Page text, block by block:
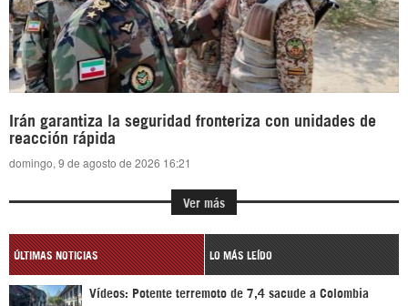
Irán garantiza la seguridad fronteriza con unidades de
reacción rápida
domingo, 9 de agosto de 2026 16:21
Ver más
ÚLTIMAS NOTICIAS LO MÁS LEÍDO
Vídeos: Potente terremoto de 7,4 sacude a Colombia